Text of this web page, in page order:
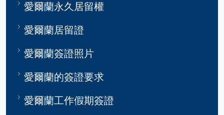
愛爾蘭永久居留權
愛爾蘭居留證
愛爾蘭簽證照片
愛爾蘭的簽證要求
愛爾蘭工作假期簽證